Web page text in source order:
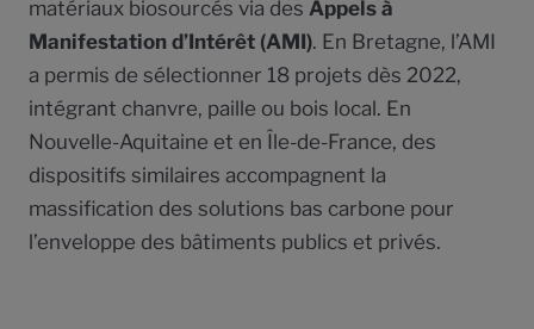
matériaux biosourcés via des Appels à
Manifestation d’Intérêt (AMI). En Bretagne, l’AMI
a permis de sélectionner 18 projets dès 2022,
intégrant chanvre, paille ou bois local. En
Nouvelle-Aquitaine et en Île-de-France, des
dispositifs similaires accompagnent la
massification des solutions bas carbone pour
l’enveloppe des bâtiments publics et privés.